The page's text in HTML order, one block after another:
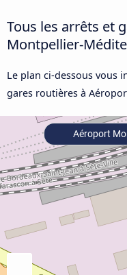
Tous les arrêts et
Montpellier-
Le plan ci-dessous vous
gares routières à
Aéroport